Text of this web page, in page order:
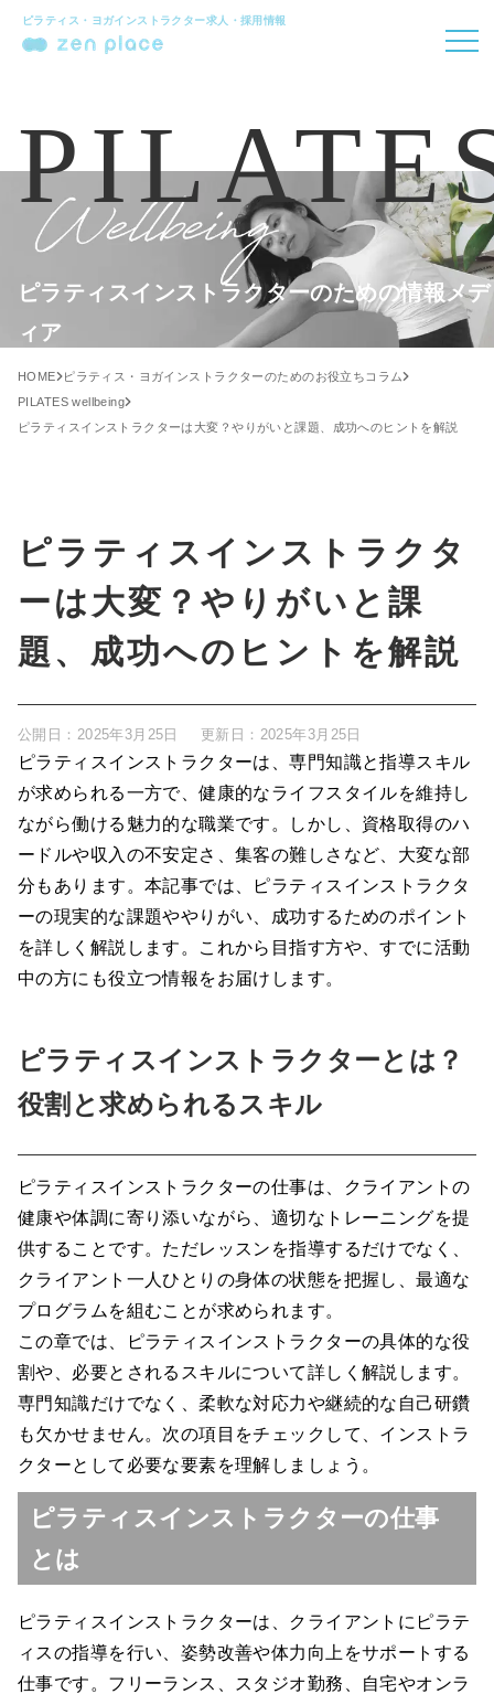
ピラティス・ヨガインストラクター求人・採用情報
ピラティスインストラクターのための情報メデ
ィア
HOME
ピラティス・ヨガインストラクターのためのお役立ちコラム
PILATES wellbeing
ピラティスインストラクターは大変？やりがいと課題、成功へのヒントを解説
ピラティスインストラクタ
ーは大変？やりがいと課
題、成功へのヒントを解説
公開日： 2025年3月25日 更新日： 2025年3月25日
ピラティスインストラクターは、専門知識と指導スキル
が求められる一方で、健康的なライフスタイルを維持し
ながら働ける魅力的な職業です。しかし、資格取得のハ
ードルや収入の不安定さ、集客の難しさなど、大変な部
分もあります。本記事では、ピラティスインストラクタ
ーの現実的な課題ややりがい、成功するためのポイント
を詳しく解説します。これから目指す方や、すでに活動
中の方にも役立つ情報をお届けします。
ピラティスインストラクターとは？
役割と求められるスキル
ピラティスインストラクターの仕事は、クライアントの
健康や体調に寄り添いながら、適切なトレーニングを提
供することです。ただレッスンを指導するだけでなく、
クライアント一人ひとりの身体の状態を把握し、最適な
プログラムを組むことが求められます。
この章では、ピラティスインストラクターの具体的な役
割や、必要とされるスキルについて詳しく解説します。
専門知識だけでなく、柔軟な対応力や継続的な自己研鑽
も欠かせません。次の項目をチェックして、インストラ
クターとして必要な要素を理解しましょう。
ピラティスインストラクターの仕事
とは
ピラティスインストラクターは、クライアントにピラテ
ィスの指導を行い、姿勢改善や体力向上をサポートする
仕事です。フリーランス、スタジオ勤務、自宅やオンラ